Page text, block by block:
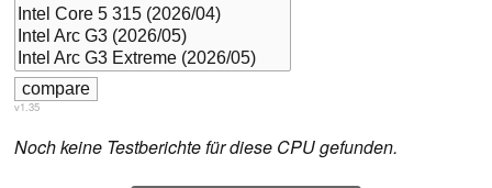
v1.35
Noch keine Testberichte für diese CPU gefunden.